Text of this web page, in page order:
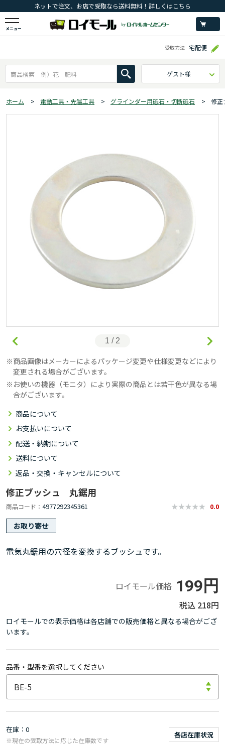
ネットで注文、お店で受取なら送料無料！詳しくはこちら
メニュー
受取方法 宅配便
ゲスト様
ホーム > 電動工具・先端工具 > グラインダー用砥石・切断砥石 > 修
1 / 2
商品画像はメーカーによるパッケージ変更や仕様変更などにより
変更される場合がございます。
お使いの機器（モニタ）により実際の商品とは若干色が異なる場
合がございます。
商品について
お支払いについて
配送・納期について
送料について
返品・交換・キャンセルについて
修正ブッシュ 丸鋸用
商品コード 4977292345361 0.0
お取り寄せ
電気丸鋸用の穴径を変換するブッシュです。
ロイモール価格 199円
218円
ロイモールでの表示価格は各店舗での販売価格と異なる場合がござ
います。
品番・型番を選択してください
在庫 0
各店在庫状況
※現在の受取方法に応じた在庫数です